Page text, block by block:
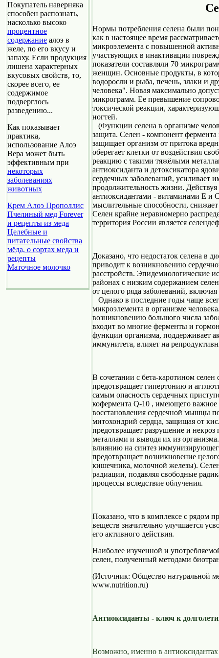
Покупатель наверняка
способен распознать,
насколько высоко
процентное
содержание алоэ в
желе, по его вкусу и
запаху. Если продукция
лишена характерных
вкусовых свойств, то,
скорее всего, ее
содержимое
подверглось
разведению...
Как показывает
практика,
использование Алоэ
Вера может быть
эффективным при
некоторых
заболеваниях
животных
Крем Алоэ Прополлис
Пчелиный мед Forever
и рецепты из меда
Целебные и
питательные свойства
мёда, о сортах меда и
рецепты
Маточное молочко
Нормы потребления селена были
как в настоящее время
микроэлемента с повышенной
участвующих в инактивации
показатели составляли 70
женщин. Основные продукты, в
водоросли и рыба, печень, злаки и
человека". Новая максимально
микрограмм. Ее превышение
токсической реакции,
ногтей.
(Функции селена в организме
защита. Селен - компонент
защищает организм от притока
оберегает клетки от воздействия
реакцию с такими тяжёлыми
антиоксиданта и детоксикатора
сердечных заболеваний, усиливает
продолжительность жизни.
антиоксидантами - витаминами Е и
мыслительные способности,
Селен крайне неравномерно
территория России является
Доказано, что недостаток селена в
приводит к возникновению
расстройств. Эпидемиологические
районах с низким содержанием
от целого ряда заболеваний,
Однако в последние годы чаще
микроэлемента в организме
возникновению большого числа
входит во многие ферменты и
функции организма, поддерживает
иммунитета, влияет на
В сочетании с бета-каротином
предотвращает гипертонию и
самым опасность сердечных
кофермента Q-10 , имеющего важное
восстановления сердечной мышцы
митохондрий сердца, защищая от
предотвращает разрушение и
металлами и выводя их из
влиянию на синтез
предотвращает возникновение
кишечника, молочной железы).
радиации, подавляя свободные
процессы вследствие облучения.
Показано, что в комплексе с рядом
веществ значительно улучшается
его активного действия.
Наиболее изученной и
селен, полученный методами
(Источник: Общество натуральной
www.nutrition.ru)
Антиоксиданты - ключ к
Возможно, именно в антиоксидантах